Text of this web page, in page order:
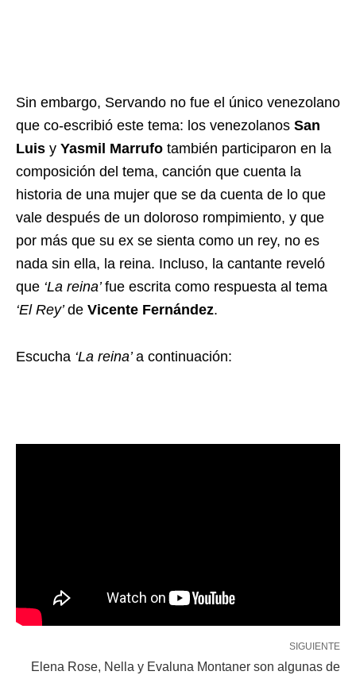
Sin embargo, Servando no fue el único venezolano
que co-escribió este tema: los venezolanos San
Luis y Yasmil Marrufo también participaron en la
composición del tema, canción que cuenta la
historia de una mujer que se da cuenta de lo que
vale después de un doloroso rompimiento, y que
por más que su ex se sienta como un rey, no es
nada sin ella, la reina. Incluso, la cantante reveló
que ‘La reina’fue escrita como respuesta al tema
‘El Rey’de Vicente Fernández.
Escucha ‘La reina’a continuación:
SIGUIENTE
Elena Rose, Nella y Evaluna Montaner son algunas de